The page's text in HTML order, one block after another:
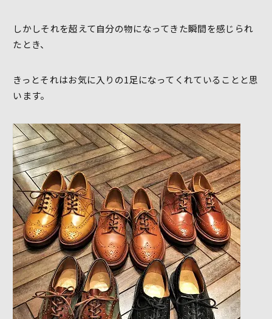
しかしそれを超えて自分の物になってきた瞬間を感じられ
たとき、
きっとそれはお気に入りの1足になってくれていることと思
います。